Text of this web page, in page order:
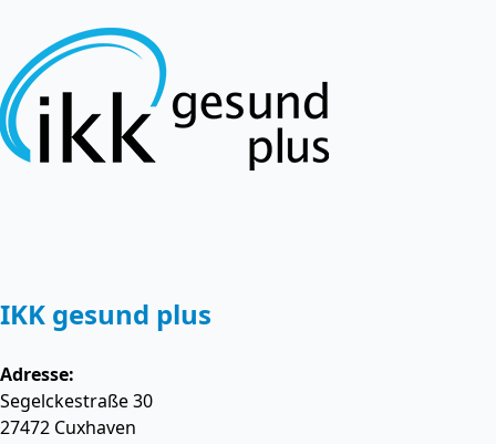
IKK gesund plus
Adresse:
Segelckestraße 30
27472 Cuxhaven